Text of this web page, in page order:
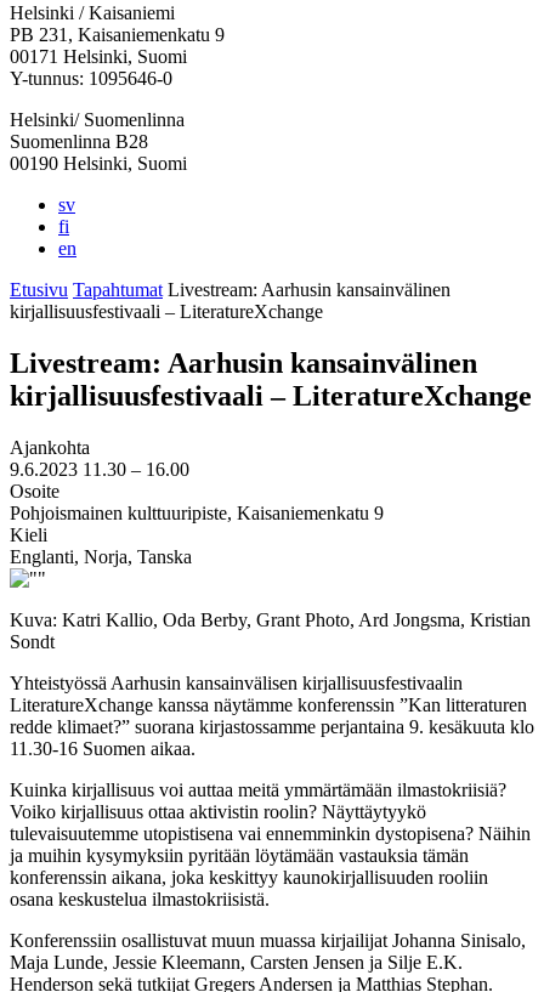
Facebook:
Avataan
uuteen
välilehteen
Instagram:
Avataan
uuteen
välilehteen
TikTok:
Avataan
uuteen
välilehteen
Youtube:
Avataan
uuteen
välilehteen
Vimeo:
Avataan
uuteen
välilehteen
Helsinki / Kaisaniemi
PB 231, Kaisaniemenkatu 9
00171 Helsinki, Suomi
Y-tunnus: 1095646-0
Helsinki/ Suomenlinna
Suomenlinna B28
00190 Helsinki, Suomi
sv
fi
en
Etusivu Tapahtumat Livestream: Aarhusin kansainvälinen
kirjallisuusfestivaali – LiteratureXchange
Livestream: Aarhusin kansainvälinen
kirjallisuusfestivaali – LiteratureXchange
Ajankohta
9.6.2023 11.30 – 16.00
Osoite
Pohjoismainen kulttuuripiste, Kaisaniemenkatu 9
Kieli
Englanti, Norja, Tanska
Kuva: Katri Kallio, Oda Berby, Grant Photo, Ard Jongsma, Kristian
Sondt
Yhteistyössä Aarhusin kansainvälisen kirjallisuusfestivaalin
LiteratureXchange kanssa näytämme konferenssin ”Kan litteraturen
redde klimaet?” suorana kirjastossamme perjantaina 9. kesäkuuta klo
11.30-16 Suomen aikaa.
Kuinka kirjallisuus voi auttaa meitä ymmärtämään ilmastokriisiä?
Voiko kirjallisuus ottaa aktivistin roolin? Näyttäytyykö
tulevaisuutemme utopistisena vai ennemminkin dystopisena? Näihin
ja muihin kysymyksiin pyritään löytämään vastauksia tämän
konferenssin aikana, joka keskittyy kaunokirjallisuuden rooliin
osana keskustelua ilmastokriisistä.
Konferenssiin osallistuvat muun muassa kirjailijat Johanna Sinisalo,
Maja Lunde, Jessie Kleemann, Carsten Jensen ja Silje E.K.
Henderson sekä tutkijat Gregers Andersen ja Matthias Stephan.